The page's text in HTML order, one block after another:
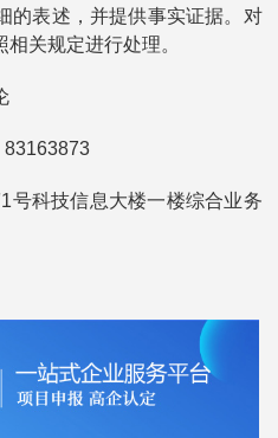
的表述，并提供事实证据。对
关规定进行处理。
科技信息大楼一楼综合业务